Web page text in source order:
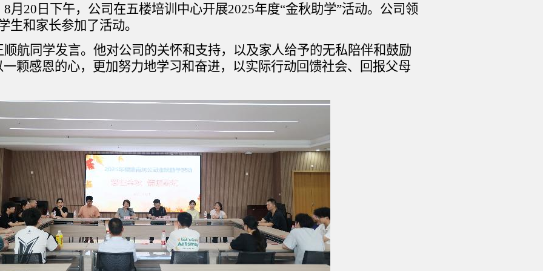
8月20日下午，公司在五楼培训中心开展2025年度“金秋助学”活动。公司领
生和家长参加了活动。
航同学发言。他对公司的关怀和支持，以及家人给予的无私陪伴和鼓励
颗感恩的心，更加努力地学习和奋进，以实际行动回馈社会、回报父母